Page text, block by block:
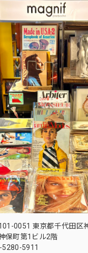
0051 東京都千代田区
保町第1ビル2階
5280-5911